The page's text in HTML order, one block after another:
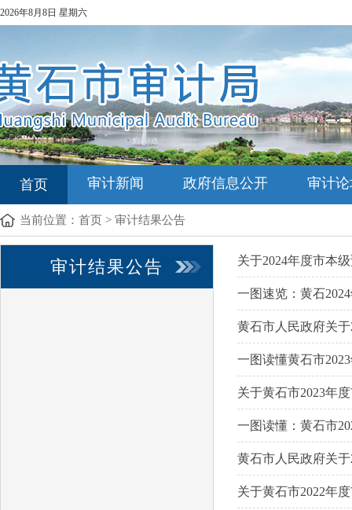
2026年8月8日 星期六
首页 审计新闻 政府信息公开 审计
当前位置： 首页 > 审计结果公告
审计结果公告 关于2024年度市本
一图速览：黄石
黄石市人民政府关
一图读懂黄石市
关于黄石市2023年
一图读懂：黄石市
黄石市人民政府关
关于黄石市2022年